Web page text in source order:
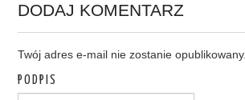
DODAJ KOMENTARZ
Twój adres e-mail nie zostanie opublikowany.
PODPIS